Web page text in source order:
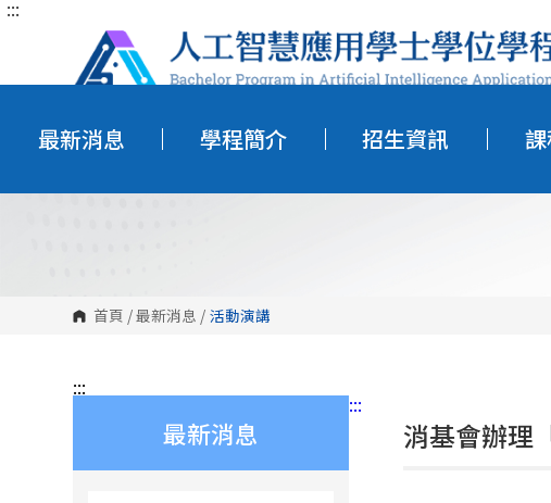
跳
內
:::
最新消息 學程簡介 招生資訊
首頁 /最新消息 / 活動演講
:::
最新消息
:::
消基會辦理